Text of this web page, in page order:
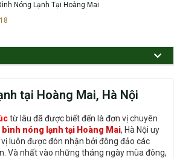
Nóng Lạnh Tại Hoàng Mai
tại Hoàng Mai, Hà Nội
từ lâu đã được biết đến là đơn vị chuyên
bình nóng lạnh tại Hoàng Mai, Hà Nội uy
luôn được đón nhận bởi đông đảo các
Và nhất vào những tháng ngày mùa đông,